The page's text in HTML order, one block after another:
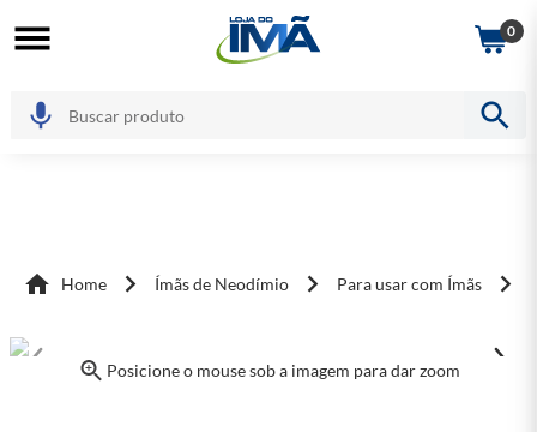
0
Home Ímãs de Neodímio Para usar com Ímãs
Posicione o mouse sob a imagem para dar zoom